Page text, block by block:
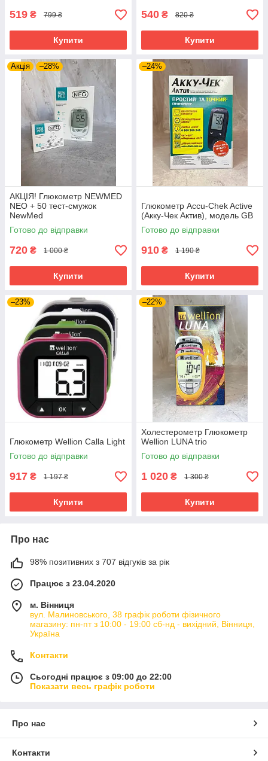
519 ₴ 799 ₴
Купити
540 ₴ 820 ₴
Купити
Акція –28%
АКЦІЯ! Глюкометр NEWMED
NEO + 50 тест-смужок
NewMed
Готово до відправки
720 ₴ 1 000 ₴
Купити
–24%
Глюкометр Accu-Chek Active
(Акку-Чек Актив), модель GB
Готово до відправки
910 ₴ 1 190 ₴
Купити
–23%
Глюкометр Wellion Calla Light
Готово до відправки
917 ₴ 1 197 ₴
Купити
–22%
Холестерометр Глюкометр
Wellion LUNA trio
Готово до відправки
1 020 ₴ 1 300 ₴
Купити
Про нас
98% позитивних з 707 відгуків за рік
Працює з 23.04.2020
м. Вінниця
вул. Малиновського, 38 графік роботи фізичного
магазину: пн-пт з 10:00 - 19:00 сб-нд - вихідний, Вінниця,
Україна
Контакти
Сьогодні працює з 09:00 до 22:00
Показати весь графік роботи
Про нас
Контакти